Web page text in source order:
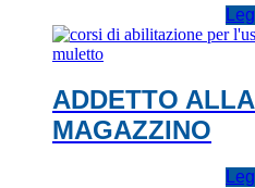
ADDETTO
MAGAZZINO